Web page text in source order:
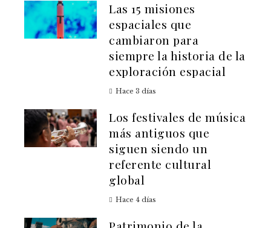
Las 15 misiones
espaciales que
cambiaron para
siempre la historia de la
exploración espacial
Hace 3 días
Los festivales de música
más antiguos que
siguen siendo un
referente cultural
global
Hace 4 días